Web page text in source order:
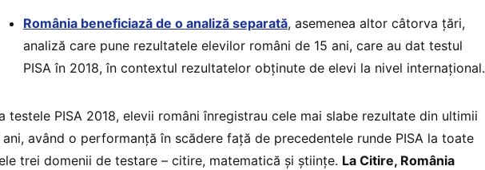
România beneficiază de o analiză separată, asemenea altor câtorva țări,
analiză care pune rezultatele elevilor români de 15 ani, care au dat testul
PISA în 2018, în contextul rezultatelor obținute de elevi la nivel internațional.
testele PISA 2018, elevii români înregistrau cele mai slabe rezultate din ultimii
ani, având o performanță în scădere față de precedentele runde PISA la toate
trei domenii de testare – citire, matematică și științe. La Citire, România